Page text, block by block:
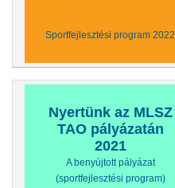
Sportfejlesztési program 2022
Nyertünk az MLSZ
TAO pályázatán
2021
A benyújtott pályázat
(sportfejlesztési program)